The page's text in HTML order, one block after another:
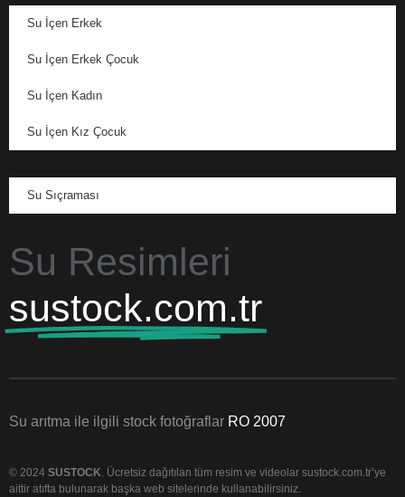
Su İçen Erkek
Su İçen Erkek Çocuk
Su İçen Kadın
Su İçen Kız Çocuk
Su Sıçraması
Su Resimleri
sustock.com.tr
Su arıtma ile ilgili stock fotoğraflar RO 2007
© 2024 SUSTOCK . Ücretsiz dağıtılan tüm resim ve videolar sustock.com.tr’ye
aittir atıfta bulunarak başka web sitelerinde kullanabilirsiniz.